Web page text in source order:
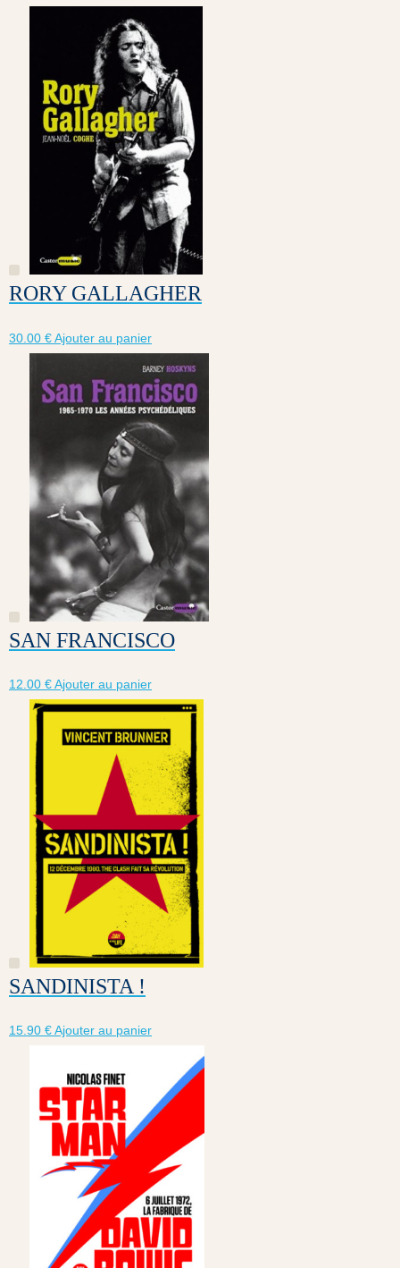
RORY GALLAGHER
30.00 €Ajouter au panier
SAN FRANCISCO
12.00 €Ajouter au panier
SANDINISTA !
15.90 €Ajouter au panier